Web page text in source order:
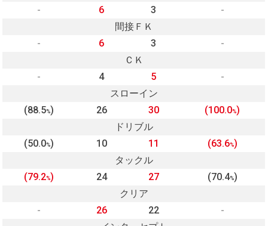
-
6 3
-
間接ＦＫ
-
6 3
-
ＣＫ
-
4 5
-
スローイン
(88.5%) 26 30 (100.0%)
ドリブル
(50.0%) 10 11 (63.6%)
タックル
(79.2%) 24 27 (70.4%)
クリア
-
26 22
-